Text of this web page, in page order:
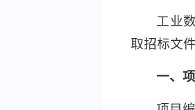
工业
取招标文
一、